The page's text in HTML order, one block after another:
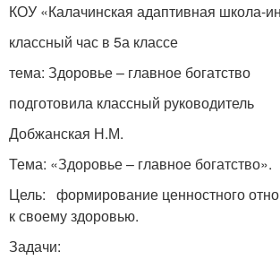
КОУ «Калачинская адаптивная школа-
классный час в 5а классе
тема: Здоровье – главное богатство
подготовила классный руководитель
Добжанская Н.М.
Тема: «Здоровье – главное богатство».
Цель: формирование ценностного
к своему здоровью.
Задачи: